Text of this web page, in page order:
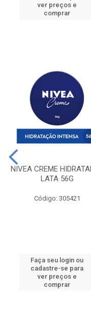
ver preços e
comprar
NIVEA CREME
LATA 56G
Código: 305421
Faça seu login ou
cadastre-se para
ver preços e
comprar